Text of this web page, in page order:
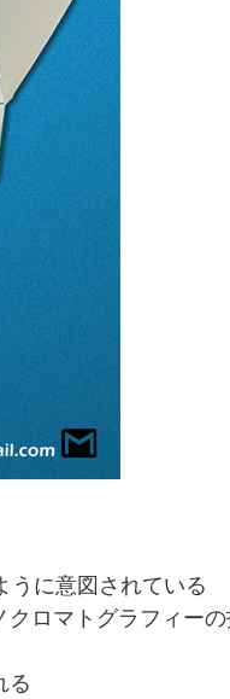
うに意図されている
ロマトグラフィー
る